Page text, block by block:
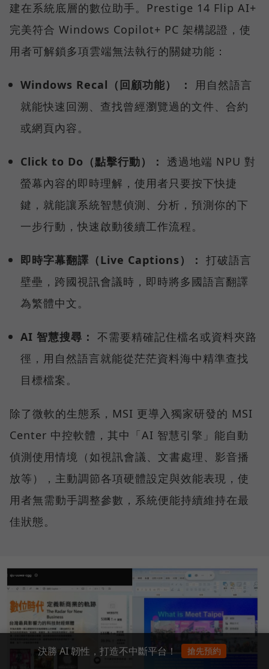
建在系統底層的數位助手。Prestige 14 Flip AI+
完美符合 Windows Copilot+ PC 架構認證，使
用者可解鎖多項雲端無法執行的關鍵功能：
Windows Recal（回顧功能） ：
用自然語言
就能快速回溯、查找曾經瀏覽過的文件、合約
或網頁內容。
Click to Do（點擊行動）： 透過地端 NPU 對
螢幕內容的即時理解，使用者只要按下快捷
鍵，就能讓系統智慧偵測、分析，預測你的下
一步行動，快速啟動後續工作流程。
即時字幕翻譯（Live Captions）： 打破語言
壁壘，跨國視訊會議時，即時將多國語言翻譯
為繁體中文。
AI 智慧搜尋： 不需要精確記住檔名或資料夾路
徑，用自然語言就能從茫茫資料海中精準查找
目標檔案。
除了微軟的生態系，MSI 更導入獨家研發的 MSI
Center 中控軟體，其中「AI 智慧引擎」能自動
偵測使用情境（如視訊會議、文書處理、影音播
放等），主動調節各項硬體設定與效能表現，使
用者無需動手調整參數，系統便能持續維持在最
佳狀態。
決勝 AI 韌性，打造不中斷平台！ 搶先預約